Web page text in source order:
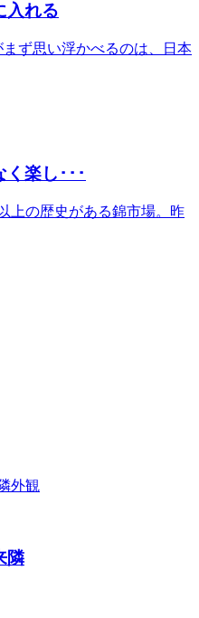
入れる
ず思い浮かべるのは、日本
楽し･･･
上の歴史がある錦市場。昨
隣